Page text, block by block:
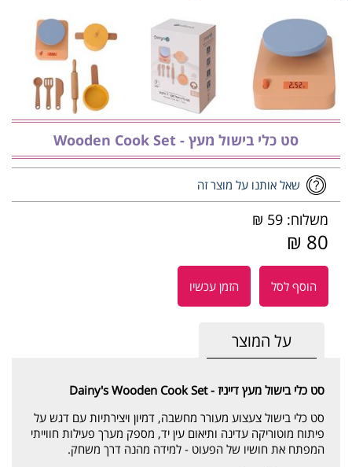
סט כלי בישול מעץ - ‏‏‏‏Wooden Cook Set
שאל אותנו על מוצר זה
משלוח: 59 ₪
80 ₪
הוסף לסל הזמן עכשיו
על המוצר
סט כלי בישול מעץ דייניז - ‏‏‏‏Dainy's Wooden Cook Set
סט כלי בישול צעצוע מעורר מחשבה, דמיון ויצירתיות עם דגש על
פיתוח מוטוריקה עדינה ותיאום עין יד, מספק מערך פעילות חווייתי
המפתח את חושיו של הפעוט - למידה מהנה דרך משחק.